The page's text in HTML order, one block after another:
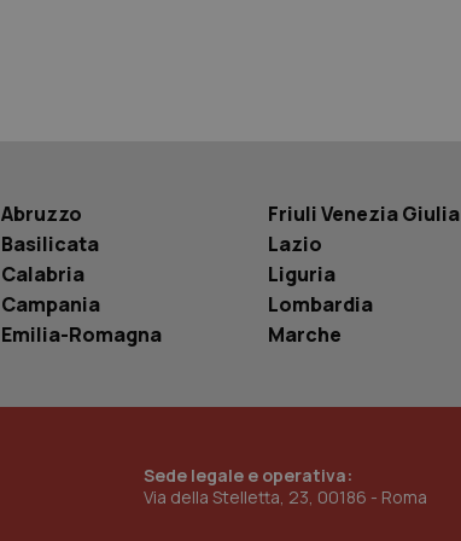
Abruzzo
Basilicata
Calabria
Campania
Emilia-Romagna
Friuli Venezia Giulia
Lazio
Liguria
Lombardia
Marche
Sede legale e operativa:
Via della Stelletta, 23, 00186 - Roma